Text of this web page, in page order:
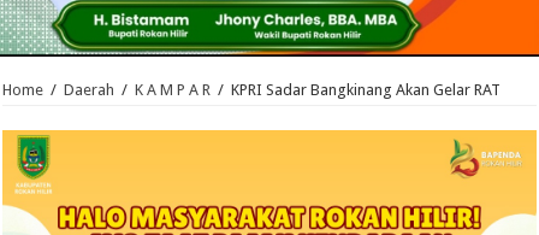
Home / Daerah / K A M P A R / KPRI Sadar Bangkinang Akan Gelar RAT